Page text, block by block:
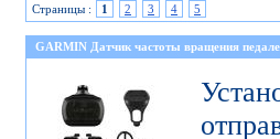
Страницы :
1 2 3 4 5
GARMIN Датчик частоты вращения